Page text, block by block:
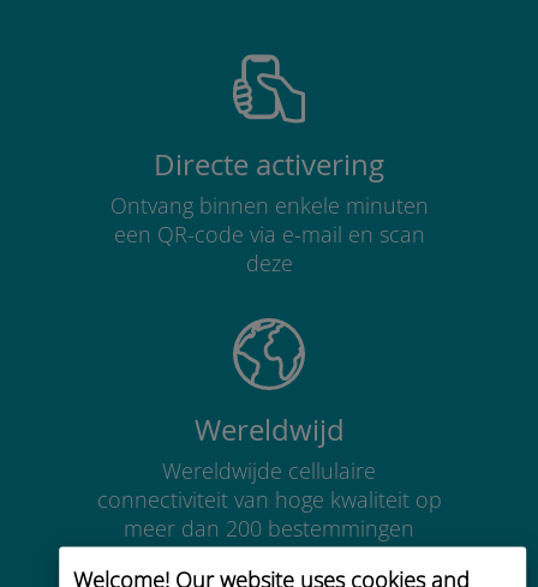
Welcome! Our website uses cookies and
Directe activering
Ontvang binnen enkele minuten
een QR-code via e-mail en scan
deze
Wereldwijd
Wereldwijde cellulaire
connectiviteit van hoge kwaliteit op
meer dan 200 bestemmingen